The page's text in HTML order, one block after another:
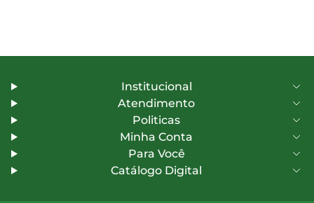
Institucional
Atendimento
Politicas
Minha Conta
Para Você
Catálogo Digital